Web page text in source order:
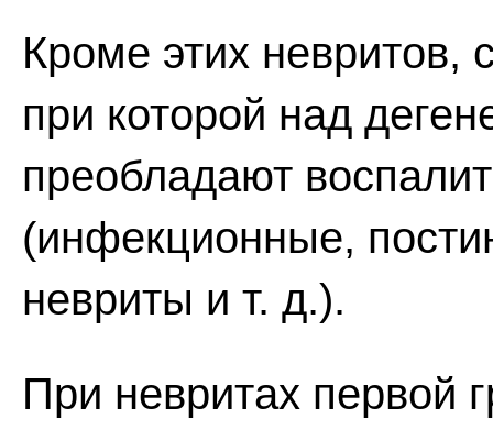
Кроме этих невритов,
при которой над
преобладают
(инфекционные,
невриты и т. д.).
При невритах первой